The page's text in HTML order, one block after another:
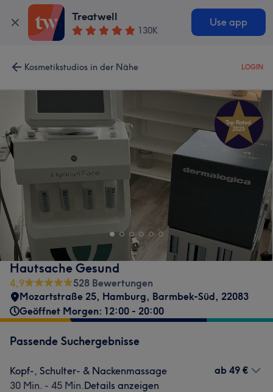
Treatwell
130K
Use app
Kosmetikstudios in der Nähe LOGIN
Hautsache Gesund
4,9
528 Bewertungen
Mozartstraße 25, Hamburg, Barmbek-Süd, 22083
Geöffnet Morgen: 12:00 - 20:00
Passende Suchergebnisse
Kopf-, Schulter- & Nackenmassage
30 Min. - 45 Min.Details anzeigen
ab 49 €